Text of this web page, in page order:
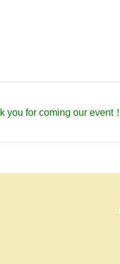
you for coming our event！